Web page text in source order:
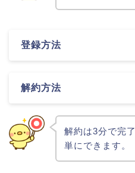
登録方法
解約方法
解約は3分で完
単にできます。